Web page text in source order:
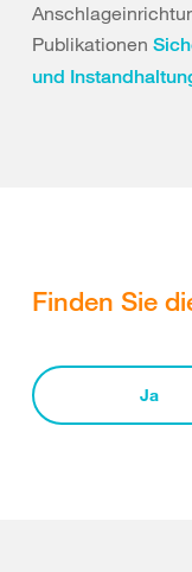
Publikationen
und
Finden Sie
Ja